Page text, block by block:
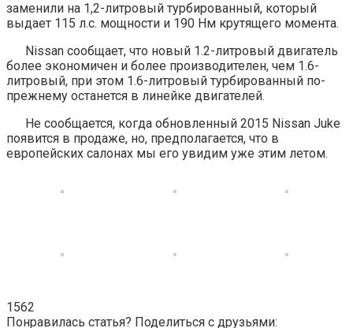
заменили на 1,2-литровый турбированный, который
выдает 115 л.с. мощности и 190 Нм крутящего момента.
Nissan сообщает, что новый 1.2-литровый двигатель
более экономичен и более производителен, чем 1.6-
литровый, при этом 1.6-литровый турбированный по-
прежнему останется в линейке двигателей.
Не сообщается, когда обновленный 2015 Nissan Juke
появится в продаже, но, предполагается, что в
европейских салонах мы его увидим уже этим летом.
1562
Понравилась статья? Поделиться с друзьями: